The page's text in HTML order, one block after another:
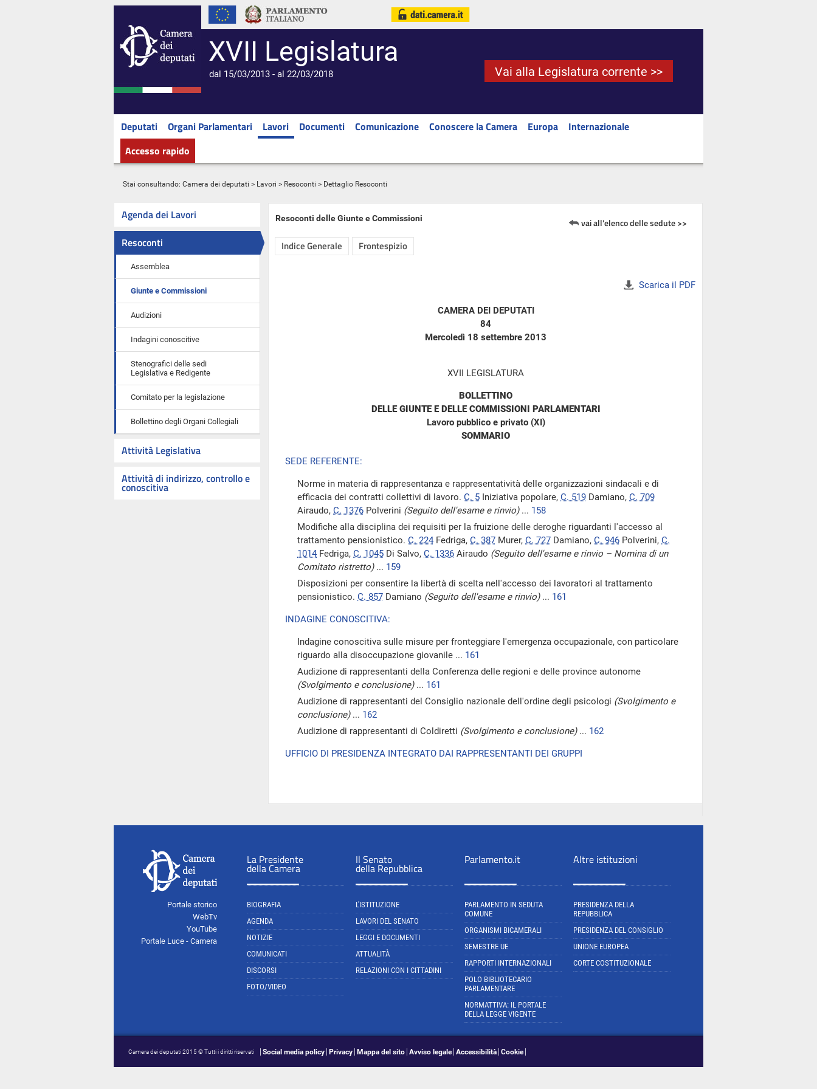
XVII Legislatura
dal 15/03/2013 - al 22/03/2018 Vai alla Legislatura corrente >>
Deputati Organi Parlamentari Lavori Documenti Comunicazione Conoscere la Camera Europa
Internazionale
Accesso rapido
Stai consultando: Camera dei deputati > Lavori > Resoconti > Dettaglio Resoconti
Agenda dei Lavori
Resoconti
Assemblea
Giunte e Commissioni
Audizioni
Indagini conoscitive
Stenografici delle sedi
Legislativa e Redigente
Comitato per la legislazione
Bollettino degli Organi Collegiali
Attività Legislativa
Attività di indirizzo, controllo e
conoscitiva
Resoconti delle Giunte e Commissioni vai all'elenco delle sedute >>
Indice Generale Frontespizio
Scarica il PDF
CAMERA DEI DEPUTATI
84
Mercoledì 18 settembre 2013
XVII LEGISLATURA
BOLLETTINO
DELLE GIUNTE E DELLE COMMISSIONI PARLAMENTARI
Lavoro pubblico e privato (XI)
SOMMARIO
SEDE REFERENTE:
Norme in materia di rappresentanza e rappresentatività delle organizzazioni sindacali e di
efficacia dei contratti collettivi di lavoro. C. 5 Iniziativa popolare, C. 519 Damiano, C. 709
Airaudo, C. 1376 Polverini (Seguito dell'esame e rinvio)... 158
Modifiche alla disciplina dei requisiti per la fruizione delle deroghe riguardanti l'accesso al
trattamento pensionistico. C. 224 Fedriga, C. 387 Murer, C. 727 Damiano, C. 946 Polverini, C.
1014 Fedriga, C. 1045 Di Salvo, C. 1336 Airaudo (Seguito dell'esame e rinvio – Nomina di un
Comitato ristretto)... 159
Disposizioni per consentire la libertà di scelta nell'accesso dei lavoratori al trattamento
pensionistico. C. 857 Damiano (Seguito dell'esame e rinvio)... 161
INDAGINE CONOSCITIVA:
Indagine conoscitiva sulle misure per fronteggiare l'emergenza occupazionale, con particolare
riguardo alla disoccupazione giovanile ... 161
Audizione di rappresentanti della Conferenza delle regioni e delle province autonome
(Svolgimento e conclusione)... 161
Audizione di rappresentanti del Consiglio nazionale dell'ordine degli psicologi (Svolgimento e
conclusione)... 162
Audizione di rappresentanti di Coldiretti (Svolgimento e conclusione)... 162
UFFICIO DI PRESIDENZA INTEGRATO DAI RAPPRESENTANTI DEI GRUPPI
Portale storico
WebTv
YouTube
Portale Luce - Camera
La Presidente
della Camera
BIOGRAFIA
AGENDA
NOTIZIE
COMUNICATI
DISCORSI
FOTO/VIDEO
Il Senato
della Repubblica
L'ISTITUZIONE
LAVORI DEL SENATO
LEGGI E DOCUMENTI
ATTUALITÀ
RELAZIONI CON I CITTADINI
Parlamento.it
PARLAMENTO IN SEDUTA
COMUNE
ORGANISMI BICAMERALI
SEMESTRE UE
RAPPORTI INTERNAZIONALI
POLO BIBLIOTECARIO
PARLAMENTARE
NORMATTIVA: IL PORTALE
DELLA LEGGE VIGENTE
Altre istituzioni
PRESIDENZA DELLA
REPUBBLICA
PRESIDENZA DEL CONSIGLIO
UNIONE EUROPEA
CORTE COSTITUZIONALE
Camera dei deputati 2015 © Tutti i diritti riservati Social media policy Privacy Mappa del sito Avviso legale Accessibilità Cookie